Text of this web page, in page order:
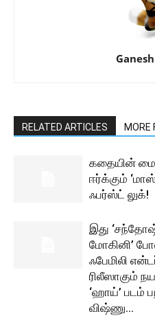
RELATED ARTICLES MORE
கதையின்
ஈர்க்கும்
ஃபர்ஸ்ட் லுக்!
இது ‘சந்தோஷ்
மோகினி’
ஃபேமிலி
ரிலீஸாகும்
‘ஹாய்’ படம்
விஷ்ணு...